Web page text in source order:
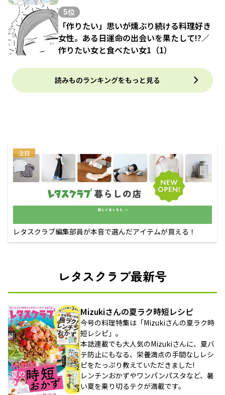
5位
「作りたい」思いが燻ぶり続ける料理好き
女性。ある日運命の出会いを果たして!?／
作りたい女と食べたい女1（1）
読みものランキングをもっと見る
注目
レタスクラブ編集部員が本音で選んだアイテムが買える！
レタスクラブ最新号
Mizukiさんの夏ラク時短レシピ
今号の料理特集は「Mizukiさんの夏ラク時
短レシピ」。
本誌連載でも大人気のMizukiさんに、夏バ
テ防止にもなる、栄養満点の手間なしレシ
ピをたっぷり教えていただきました!
レンチンおかずやワンパンパスタなど、暑
い夏を乗り切るテクが満載です。